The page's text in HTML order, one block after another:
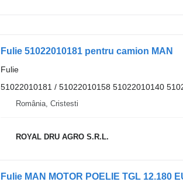
Fulie 51022010181 pentru camion MAN
Fulie
51022010181 / 51022010158 51022010140
România, Cristesti
ROYAL DRU AGRO S.R.L.
Fulie MAN MOTOR POELIE TGL 12.180